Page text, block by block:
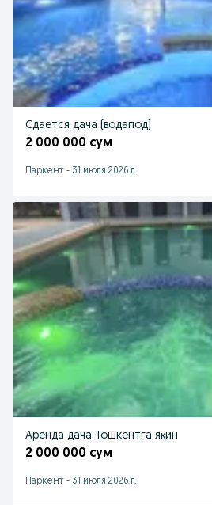
Сдается дача (водапод)
2 000 000 сум
Паркент - 31 июля 2026 г.
Аренда дача Тошкентга яқин
2 000 000 сум
Паркент - 31 июля 2026 г.